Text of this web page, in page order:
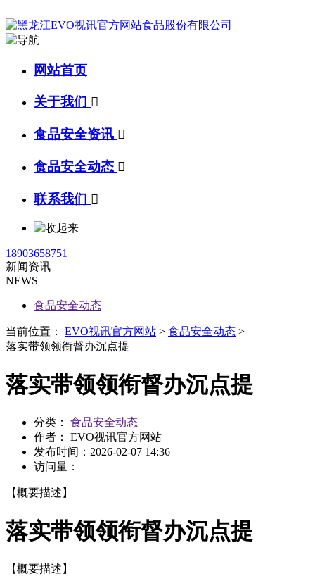
网站首页
关于我们 
食品安全资讯 
食品安全动态 
联系我们 
18903658751
新闻资讯
NEWS
食品安全动态
当前位置： EVO视讯官方网站 > 食品安全动态 >
落实带领领衔督办沉点提
落实带领领衔督办沉点提
分类：
食品安全动态
作者： EVO视讯官方网站
发布时间： 2026-02-07 14:36
访问量：
【概要描述】
落实带领领衔督办沉点提
【概要描述】